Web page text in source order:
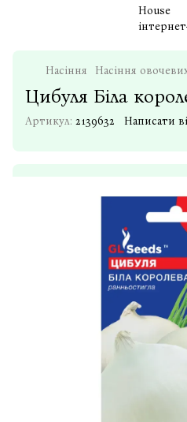
Насіння Насіння
Цибуля Бiла
Артикул: 2139632 Написати